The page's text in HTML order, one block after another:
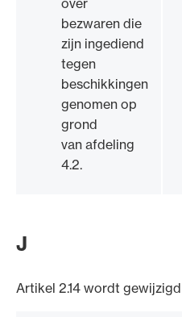
bezwaren die
zijn ingediend
tegen
beschikkingen
genomen op
grond
van afdeling
4.2.
J
Artikel 2.14 wordt